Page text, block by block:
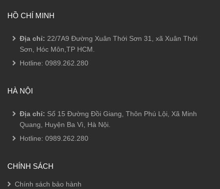
HỒ CHÍ MINH
Địa chỉ: 22/7A9 Đường Xuân Thới Sơn 31, xã Xuân Thới
Sơn, Hóc Môn,TP HCM.
Hotline: 0989.262.280
HÀ NỘI
Địa chỉ: Số 15 Đường Đồi Giang, Thôn Phú Lội, Xã Minh
Quang, Huyện Ba Vì, Hà Nội.
Hotline: 0989.262.280
CHÍNH SÁCH
Chính sách bảo hành